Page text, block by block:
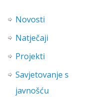
Novosti
Natječaji
Projekti
Savjetovanje s
javnošću